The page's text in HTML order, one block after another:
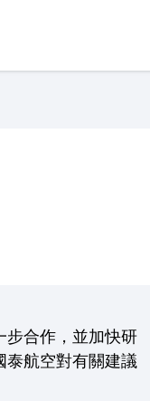
步合作，並加快研
泰航空對有關建議